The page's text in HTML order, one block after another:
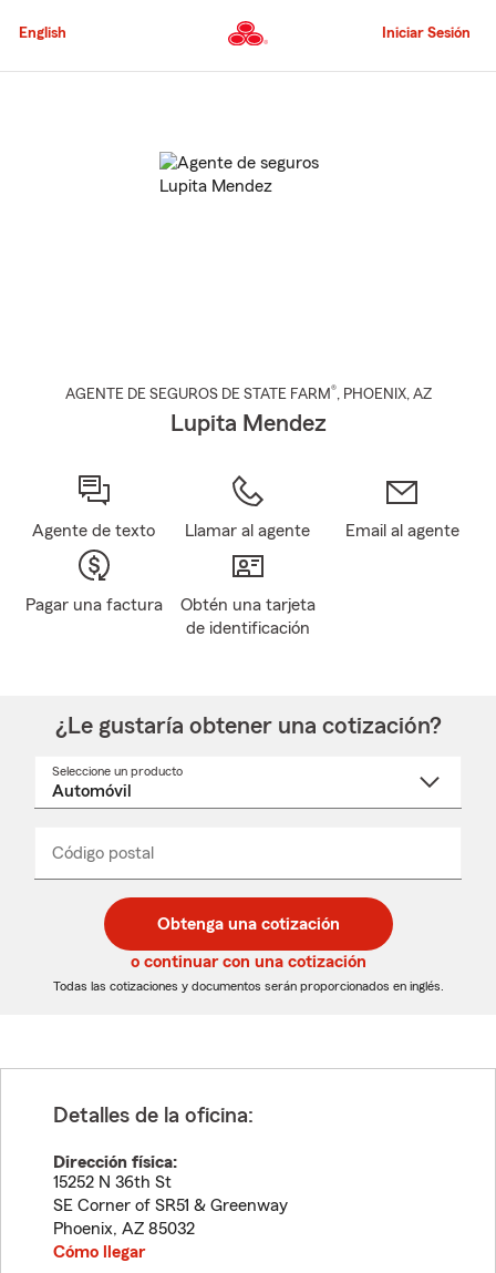
al
principal
English Iniciar Sesión
AGENTE DE SEGUROS DE STATE FARM®, PHOENIX, AZ
Lupita Mendez
Agente de texto Llamar al agente Email al agente
Pagar una factura
Obtén una tarjeta
de identificación
¿Le gustaría obtener una cotización?
Seleccione un producto
desplegable
Código postal
de
5
dígitos
de
5
dígitos
_____
Obtenga una cotización
o continuar con una cotización
Todas las cotizaciones y documentos serán proporcionados en inglés.
Detalles de la oficina:
Dirección física:
15252 N 36th St
SE Corner of SR51 & Greenway
Phoenix, AZ 85032
Cómo llegar